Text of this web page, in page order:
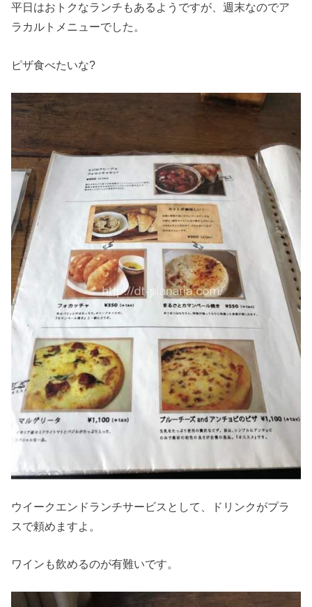
平日はおトクなランチもあるようですが、週末なのでア
ラカルトメニューでした。
ピザ食べたいな?
ウイークエンドランチサービスとして、ドリンクがプラ
スで頼めますよ。
ワインも飲めるのが有難いです。